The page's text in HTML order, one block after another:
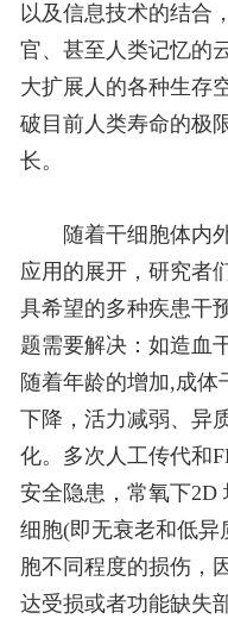
以及信息技术的结合
官、甚至人类记忆的
大扩展人的各种生存
破目前人类寿命的极
长。
随着干细胞体内外
应用的展开，研究者
具希望的多种疾患干
题需要解决：如造血
随着年龄的增加,成
下降，活力减弱、异
化。多次人工传代和
安全隐患，常氧下2D
细胞(即无衰老和低异
胞不同程度的损伤，
达受损或者功能缺失